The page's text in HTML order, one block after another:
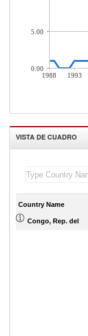
1988 1993
5.00
0.00
VISTA DE CUADRO
Country Name
Congo, Rep. del